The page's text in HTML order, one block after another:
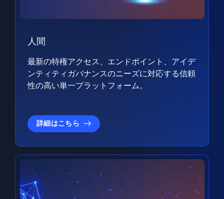
人間
最新の特権アクセス、エンドポイント、アイデ
ンティティガバナンスのニーズに対応する信頼
性の高い単一プラットフォーム。
詳細はこちら